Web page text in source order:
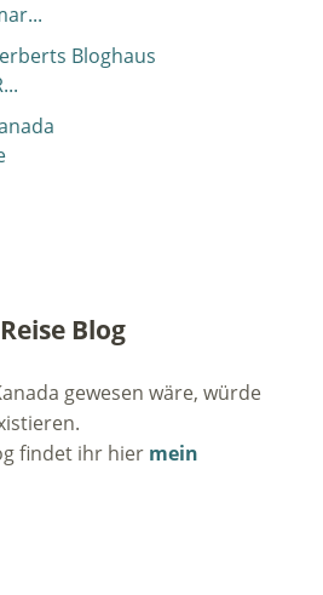
Bloghaus
Blog
gewesen wäre, würde
findet ihr hier mein